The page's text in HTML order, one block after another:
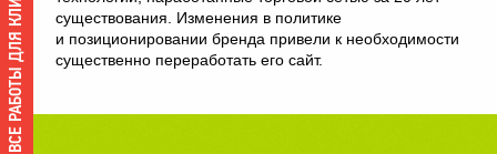
ВСЕ РАБОТЫ ДЛЯ КЛИЕНТА
существования. Изменения в политике
и позиционировании бренда привели к необходимости
существенно переработать его сайт.